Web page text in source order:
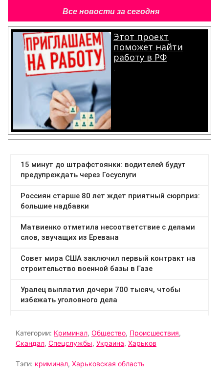
Все новости за сегодня
Этот проект
поможет найти
работу в РФ
.
Категории: Криминал, Общество, Происшествия,
Скандал, Спецслужбы, Украина, Харьков
Тэги: криминал, Харьковская область